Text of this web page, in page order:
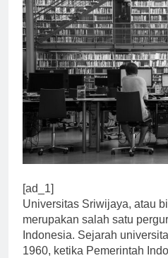
[ad_1]
Universitas Sriwijaya, atau
merupakan salah satu
Indonesia. Sejarah
1960, ketika Pemerintah